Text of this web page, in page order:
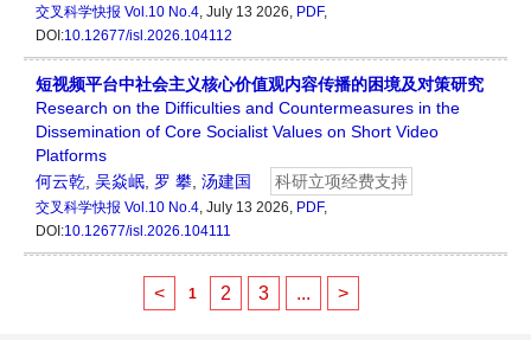
交叉科学快报 Vol.10 No.4, July 13 2026, PDF,
DOI:10.12677/isl.2026.104112
短视频平台中社会主义核心价值观内容传播的困境及对策研究
Research on the Difficulties and Countermeasures in the
Dissemination of Core Socialist Values on Short Video
Platforms
何云乾 吴焱岷 罗 攀 汤建国 科研立项经费支持
交叉科学快报 Vol.10 No.4, July 13 2026, PDF,
DOI:10.12677/isl.2026.104111
< 1 2 3 ... >